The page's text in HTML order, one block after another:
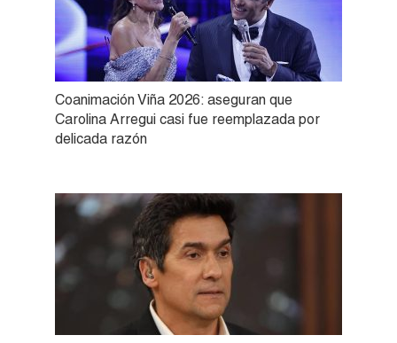
Coanimación Viña 2026: aseguran que
Carolina Arregui casi fue reemplazada por
delicada razón